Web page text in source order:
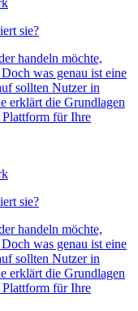
sie?
handeln möchte,
was genau ist eine
sollten Nutzer in
erklärt die Grundlagen
Plattform für Ihre
sie?
handeln möchte,
was genau ist eine
sollten Nutzer in
erklärt die Grundlagen
Plattform für Ihre